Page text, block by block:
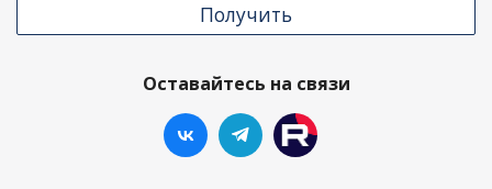
Получить
Оставайтесь на связи